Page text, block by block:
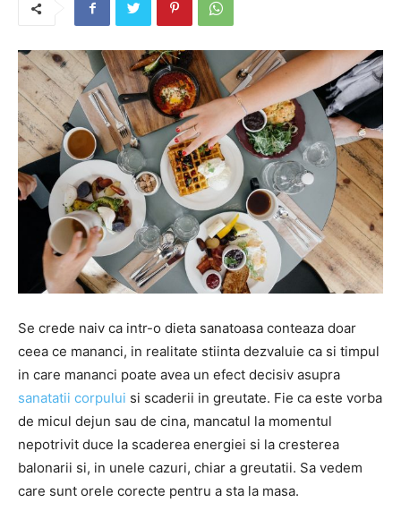
Se crede naiv ca intr-o dieta sanatoasa conteaza doar
ceea ce mananci, in realitate stiinta dezvaluie ca si timpul
in care mananci poate avea un efect decisiv asupra
sanatatii corpului si scaderii in greutate. Fie ca este vorba
de micul dejun sau de cina, mancatul la momentul
nepotrivit duce la scaderea energiei si la cresterea
balonarii si, in unele cazuri, chiar a greutatii. Sa vedem
care sunt orele corecte pentru a sta la masa.